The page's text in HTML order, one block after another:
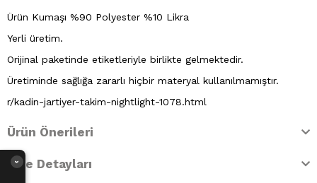
Ürün Kumaşı %90 Polyester %10 Likra
Yerli üretim.
Orijinal paketinde etiketleriyle birlikte gelmektedir.
Üretiminde sağlığa zararlı hiçbir materyal kullanılmamıştır.
r/kadin-jartiyer-takim-nightlight-1078.html
Ürün Önerileri
İade Detayları
›